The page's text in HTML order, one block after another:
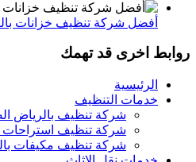
أفضل شركة تنظيف خزانات
روابط اخرى قد تهمك
الرئيسية
خدمات التنظيف
شركة تنظيف بالرياض
شركة تنظيف استراحات
شركة تنظيف مكيفات